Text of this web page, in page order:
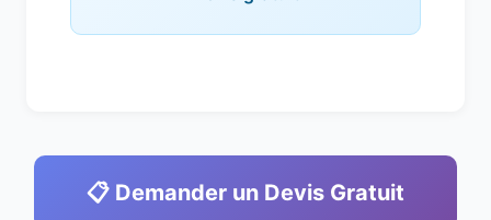
📋 Demander un Devis Gratuit